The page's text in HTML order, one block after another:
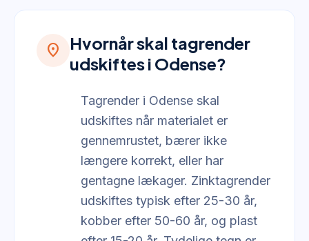
location_on
Hvornår skal tagrender
udskiftes i Odense?
Tagrender i Odense skal
udskiftes når materialet er
gennemrustet, bærer ikke
længere korrekt, eller har
gentagne lækager. Zinktagrender
udskiftes typisk efter 25-30 år,
kobber efter 50-60 år, og plast